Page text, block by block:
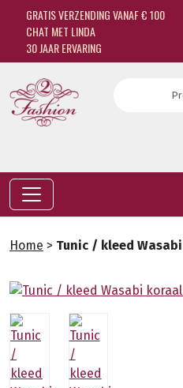
GRATIS VERZENDING VANAF € 100
CHAT MET LINDA
30 JAAR ERVARING
Home > Tunic / kleed